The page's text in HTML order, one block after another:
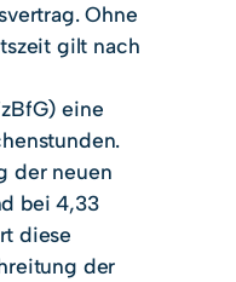
Ohne
gilt nach
eine
der neuen
bei 4,33
diese
der